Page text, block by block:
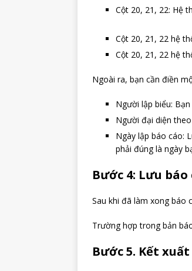
Cột 20, 21, 22: Hệ
Cột 20, 21, 22 hệ
Cột 20, 21, 22 hệ
Ngoài ra, bạn cần điền
Người lập biểu:
Người đại diện
Ngày lập báo cáo:
phải đúng là ngày
Bước 4: Lưu báo
Sau khi đã làm xong báo
Trường hợp trong bản
Bước 5. Kết xuất